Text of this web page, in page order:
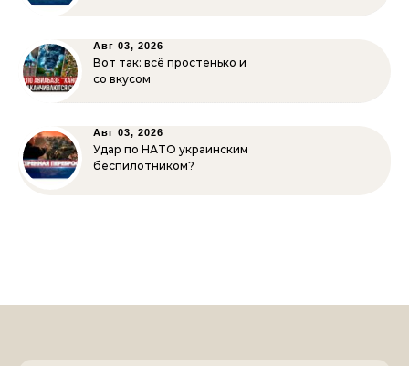
Авг 03, 2026
Вот так: всё простенько и
со вкусом
Авг 03, 2026
Удар по НАТО украинским
беспилотником?